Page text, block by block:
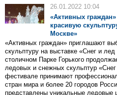
26.01.2022 10:04
«Активных
красивую
Москве»
«Активных граждан» приглашают
скульптуру на выставке «Снег и
столичном Парке Горького
ледовых и снежных скульптур
фестивале принимают
стран мира и более 20 городов
представлены уникальные